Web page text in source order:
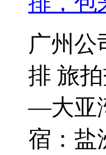
广州公
排 旅
—大亚
宿：盐